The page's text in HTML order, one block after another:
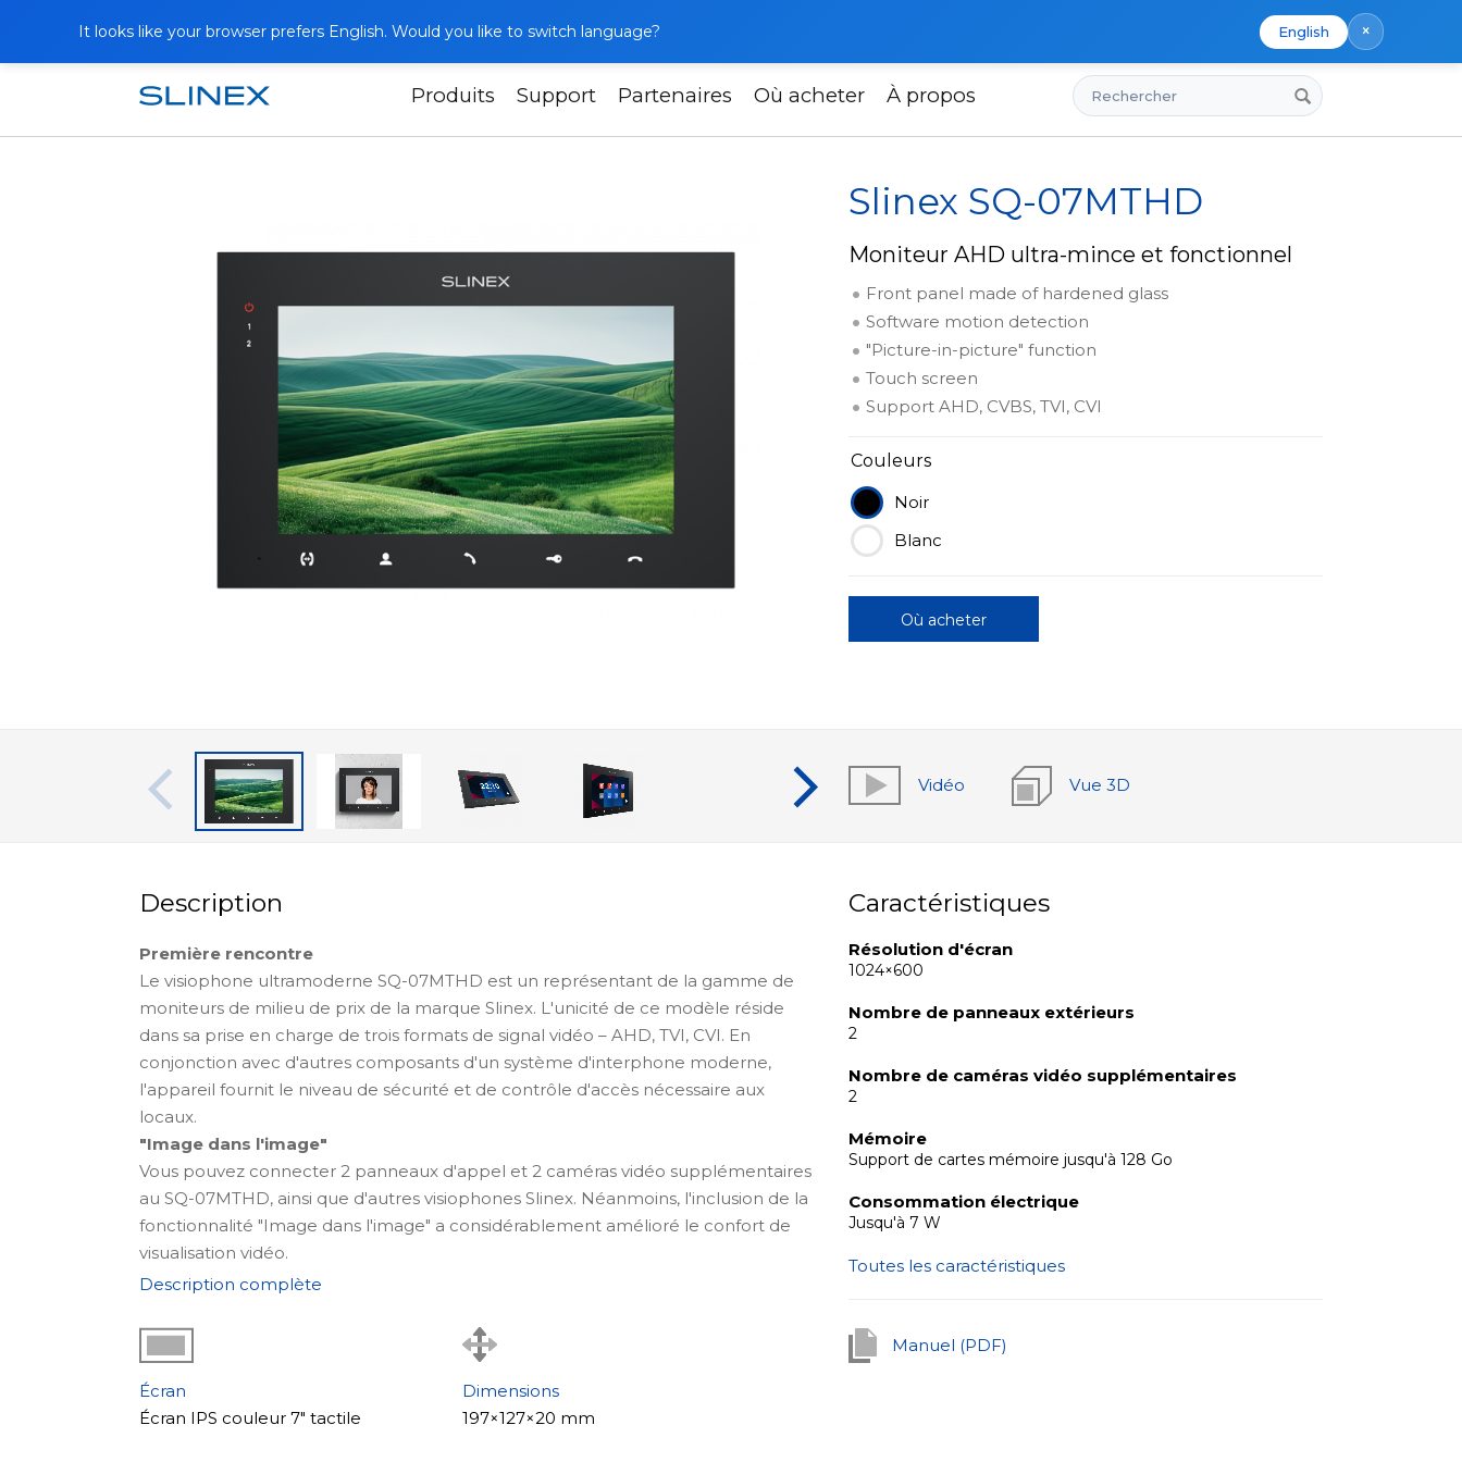
It looks like your browser prefers English. Would you like to switch language? English ×
Produits Support Partenaires Où acheter À propos Rechercher
Accueil Produits Interphones vidéo Slinex SQ-07MTHD
Slinex SQ-07MTHD
Moniteur AHD ultra-mince et fonctionnel
Front panel made of hardened glass
Software motion detection
"Picture-in-picture" function
Touch screen
Support AHD, CVBS, TVI, CVI
Couleurs
Noir
Blanc
Où acheter
Vidéo Vue 3D
Description
Première rencontre
Le visiophone ultramoderne SQ-07MTHD est un représentant de la gamme de
moniteurs de milieu de prix de la marque Slinex. L'unicité de ce modèle réside
dans sa prise en charge de trois formats de signal vidéo – AHD, TVI, CVI. En
conjonction avec d'autres composants d'un système d'interphone moderne,
l'appareil fournit le niveau de sécurité et de contrôle d'accès nécessaire aux
locaux.
"Image dans l'image"
Vous pouvez connecter 2 panneaux d'appel et 2 caméras vidéo supplémentaires
au SQ-07MTHD, ainsi que d'autres visiophones Slinex. Néanmoins, l'inclusion de la
fonctionnalité "Image dans l'image" a considérablement amélioré le confort de
visualisation vidéo.
Où utiliser
d'interphone en connectant jusqu'à 2 panneaux d'appel et 2 caméras.
Apparence et écran
Le Slinex SQ-07MTHD – design minimaliste, fonctionnalité suprême. La
caractéristique distinctive du modèle est son écran tactile couleur IPS de 7
Description complète
Écran
Écran IPS couleur 7" tactile
Dimensions
197×127×20 mm
Caractéristiques
Résolution d'écran
1024×600
Nombre de panneaux extérieurs
2
Nombre de caméras vidéo supplémentaires
2
Mémoire
Support de cartes mémoire jusqu'à 128 Go
Consommation électrique
Jusqu'à 7 W
Toutes les caractéristiques
Manuel (PDF)